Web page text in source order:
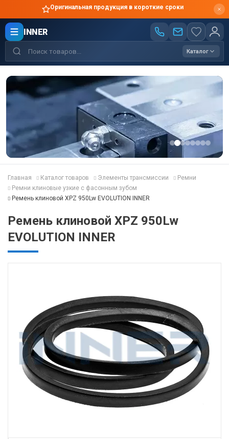
Оригинальная продукция в короткие сроки
INNER
Каталог
Главная Каталог товаров Элементы трансмиссии
Ремни
Ремни клиновые узкие с фасонным зубом
Ремень клиновой XPZ 950Lw EVOLUTION INNER
Ремень клиновой XPZ 950Lw
EVOLUTION INNER